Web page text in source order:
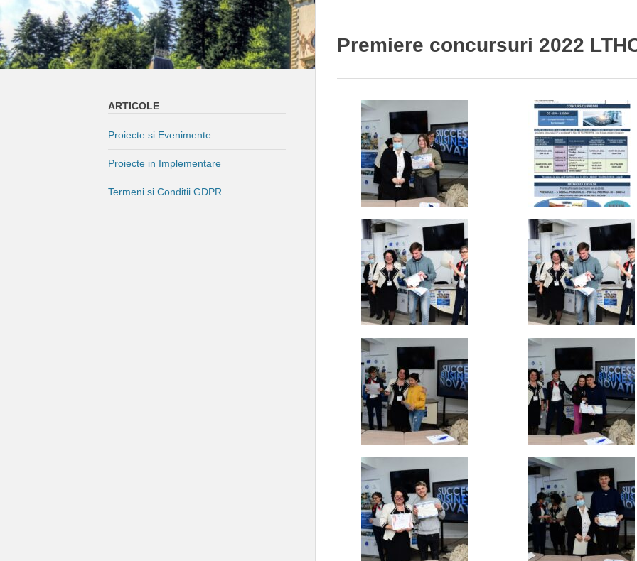
Premiere concursuri 2022
ARTICOLE
Proiecte si Evenimente
Proiecte in Implementare
Termeni si Conditii GDPR